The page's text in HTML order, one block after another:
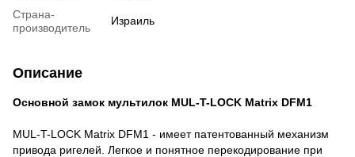
Страна-
производитель
Израиль
Описание
Основной замок мультилок MUL-T-LOCK Matrix DFM1
MUL-T-LOCK Matrix DFM1 - имеет патентованный механизм
привода ригелей. Легкое и понятное перекодирование при